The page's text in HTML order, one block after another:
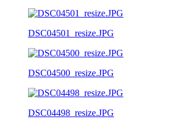
DSC04501_resize.JPG
DSC04500_resize.JPG
DSC04498_resize.JPG